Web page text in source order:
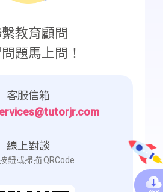
教育顧問
題馬上問！
客服信箱
線上對談
鈕或掃描 QRCode